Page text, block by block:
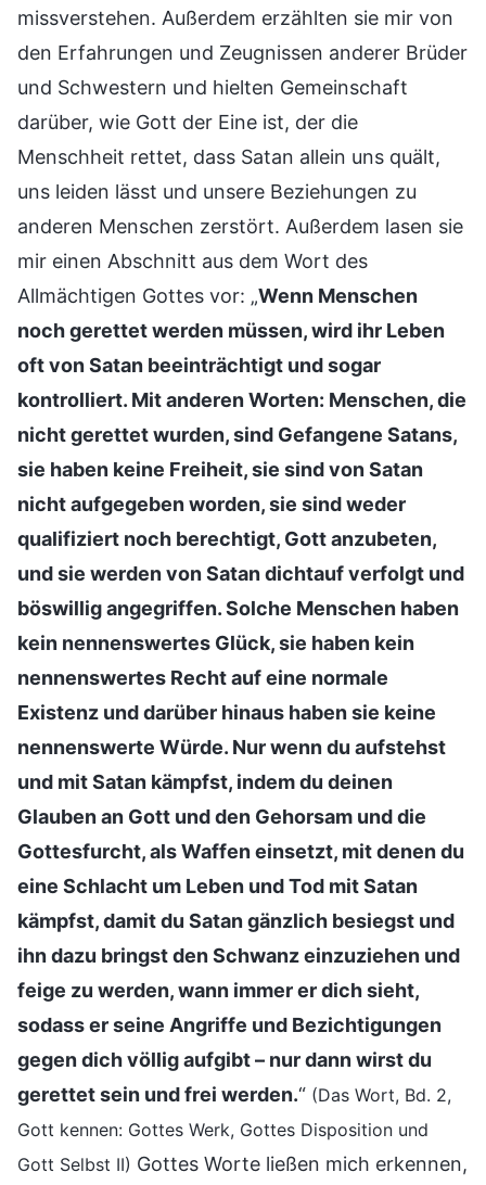
missverstehen. Außerdem erzählten sie mir von
den Erfahrungen und Zeugnissen anderer Brüder
und Schwestern und hielten Gemeinschaft
darüber, wie Gott der Eine ist, der die
Menschheit rettet, dass Satan allein uns quält,
uns leiden lässt und unsere Beziehungen zu
anderen Menschen zerstört. Außerdem lasen sie
mir einen Abschnitt aus dem Wort des
Allmächtigen Gottes vor: „Wenn Menschen
noch gerettet werden müssen, wird ihr Leben
oft von Satan beeinträchtigt und sogar
kontrolliert. Mit anderen Worten: Menschen, die
nicht gerettet wurden, sind Gefangene Satans,
sie haben keine Freiheit, sie sind von Satan
nicht aufgegeben worden, sie sind weder
qualifiziert noch berechtigt, Gott anzubeten,
und sie werden von Satan dichtauf verfolgt und
böswillig angegriffen. Solche Menschen haben
kein nennenswertes Glück, sie haben kein
nennenswertes Recht auf eine normale
Existenz und darüber hinaus haben sie keine
nennenswerte Würde. Nur wenn du aufstehst
und mit Satan kämpfst, indem du deinen
Glauben an Gott und den Gehorsam und die
Gottesfurcht, als Waffen einsetzt, mit denen du
eine Schlacht um Leben und Tod mit Satan
kämpfst, damit du Satan gänzlich besiegst und
ihn dazu bringst den Schwanz einzuziehen und
feige zu werden, wann immer er dich sieht,
sodass er seine Angriffe und Bezichtigungen
gegen dich völlig aufgibt – nur dann wirst du
gerettet sein und frei werden.“ (Das Wort, Bd. 2,
Gott kennen: Gottes Werk, Gottes Disposition und
Gott Selbst II) Gottes Worte ließen mich erkennen,